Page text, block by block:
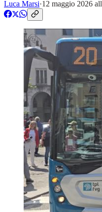
Luca Marsi·12 maggio 2026